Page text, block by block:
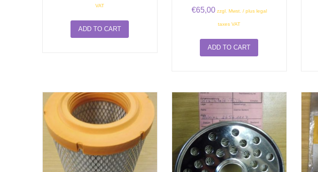
VAT
ADD TO CART
€65,00 zzgl. Mwst. / plus legal
taxes VAT
ADD TO CART